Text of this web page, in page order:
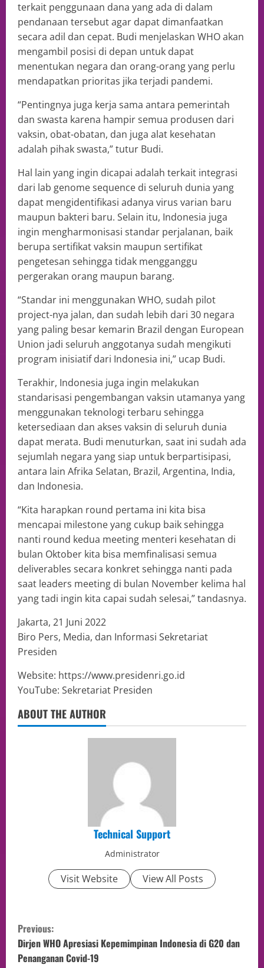
terkait penggunaan dana yang ada di dalam
pendanaan tersebut agar dapat dimanfaatkan
secara adil dan cepat. Budi menjelaskan WHO akan
mengambil posisi di depan untuk dapat
menentukan negara dan orang-orang yang perlu
mendapatkan prioritas jika terjadi pandemi.
“Pentingnya juga kerja sama antara pemerintah
dan swasta karena hampir semua produsen dari
vaksin, obat-obatan, dan juga alat kesehatan
adalah pihak swasta,” tutur Budi.
Hal lain yang ingin dicapai adalah terkait integrasi
dari lab genome sequence di seluruh dunia yang
dapat mengidentifikasi adanya virus varian baru
maupun bakteri baru. Selain itu, Indonesia juga
ingin mengharmonisasi standar perjalanan, baik
berupa sertifikat vaksin maupun sertifikat
pengetesan sehingga tidak mengganggu
pergerakan orang maupun barang.
“Standar ini menggunakan WHO, sudah pilot
project-nya jalan, dan sudah lebih dari 30 negara
yang paling besar kemarin Brazil dengan European
Union jadi seluruh anggotanya sudah mengikuti
program inisiatif dari Indonesia ini,” ucap Budi.
Terakhir, Indonesia juga ingin melakukan
standarisasi pengembangan vaksin utamanya yang
menggunakan teknologi terbaru sehingga
ketersediaan dan akses vaksin di seluruh dunia
dapat merata. Budi menuturkan, saat ini sudah ada
sejumlah negara yang siap untuk berpartisipasi,
antara lain Afrika Selatan, Brazil, Argentina, India,
dan Indonesia.
“Kita harapkan round pertama ini kita bisa
mencapai milestone yang cukup baik sehingga
nanti round kedua meeting menteri kesehatan di
bulan Oktober kita bisa memfinalisasi semua
deliverables secara konkret sehingga nanti pada
saat leaders meeting di bulan November kelima hal
yang tadi ingin kita capai sudah selesai,” tandasnya.
Jakarta, 21 Juni 2022
Biro Pers, Media, dan Informasi Sekretariat
Presiden
Website: https://www.presidenri.go.id
YouTube: Sekretariat Presiden
ABOUT THE AUTHOR
Technical Support
Administrator
Visit Website View All Posts
Previous:
Dirjen WHO Apresiasi Kepemimpinan Indonesia di G20 dan
Penanganan Covid-19